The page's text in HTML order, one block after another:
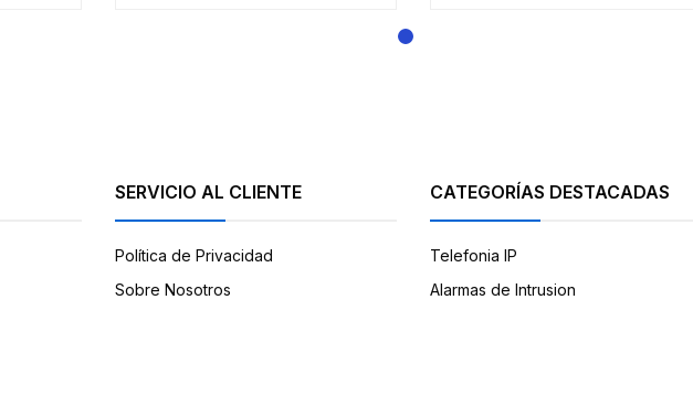
SERVICIO AL CLIENTE
Política de Privacidad
Sobre Nosotros
CATEGORÍAS DESTACADAS
Telefonia IP
Alarmas de Intrusion